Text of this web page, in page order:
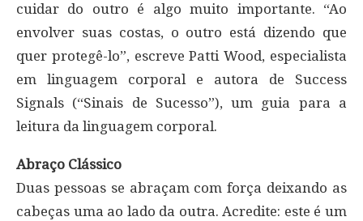
cuidar do outro é algo muito importante. “Ao
envolver suas costas, o outro está dizendo que
quer protegê-lo”, escreve Patti Wood, especialista
em linguagem corporal e autora de Success
Signals (“Sinais de Sucesso”), um guia para a
leitura da linguagem corporal.
Abraço Clássico
Duas pessoas se abraçam com força deixando as
cabeças uma ao lado da outra. Acredite: este é um